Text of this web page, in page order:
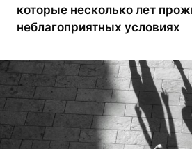
которые несколько лет
неблагоприятных условиях